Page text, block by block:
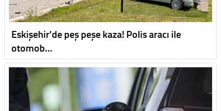
Eskişehir'de peş peşe kaza! Polis aracı ile
otomob…